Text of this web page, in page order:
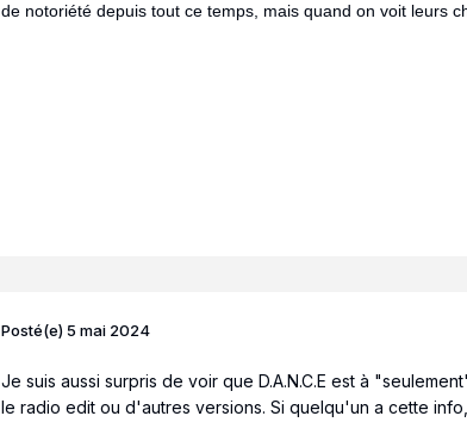
de notoriété depuis tout ce temps, mais quand on voit leurs
Posté(e)5 mai 2024
Je suis aussi surpris de voir que D.A.N.C.E est à
le radio edit ou d'autres versions. Si quelqu'un a cette